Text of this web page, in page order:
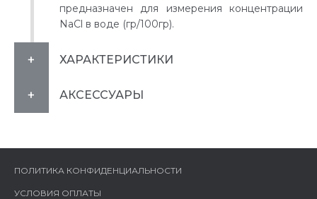
предназначен для измерения концентрации
NaCl в воде (гр/100гр).
ХАРАКТЕРИСТИКИ
АКСЕССУАРЫ
ПОЛИТИКА КОНФИДЕНЦИАЛЬНОСТИ
УСЛОВИЯ ОПЛАТЫ